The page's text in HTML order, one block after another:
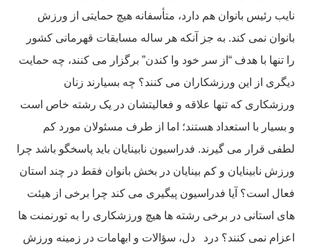
نایب رئیس بانوان هم دارد، متأسفانه هیچ حمایتی از ورزش
بانوان نمی کند. به جز آنکه هر ساله مسابقات قهرمانی کشور
را تنها با هدف “از سر خود وا کندن” برگزار می کنند، چه حمایت
دیگری از این ورزشکاران می کنند؟ چه بسیارند زنان
ورزشکاری که تنها علاقه و فعالیتشان در یک رشته خاص است
و بسیار با استعداد هستند؛ اما از طرف مسئولان مورد کم
لطفی قرار می گیرند. فدراسیون نابینایان باید پاسخگو باشد چرا
ورزش نابینایان و کم بینایان در بخش بانوان فقط در چند استان
فعال است؟ آیا فدراسیون پیگیری می کند چرا برخی از هیئت
های استانی در برخی رشته ها هیچ ورزشکاری را به تورنمنت ها
اعزام نمی کنند؟ درد دل، سؤالات و ابهامات در زمینه ورزش